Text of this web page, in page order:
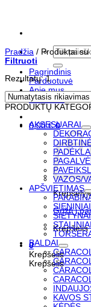
Ieškoti:
Pagrindinis
Parduotuvė
Apie mus
Kontaktai
0,00€ 0
Grįžti į
Krepšelis
0
Krepšelis
Krepšelis
Pradžia / Produktai su
Filtruoti
Rezultatų: 1
PRODUKTŲ
AKSESUARAI
PADĖKLAI
VAZOS/
APŠVIETIMAS
SIETYNAI
BALDAI
KAVOS